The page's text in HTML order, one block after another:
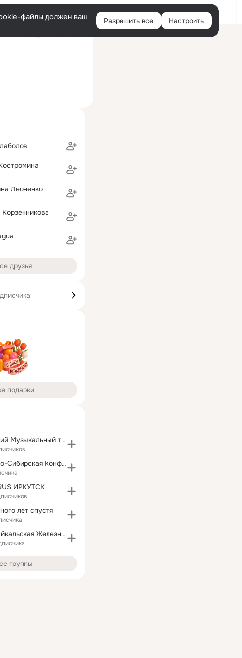
Войти
файлы должен ваш
Разрешить все Настроить
Леоненко
Корзенникова
друзья
подарки
Иркутский Музыкальный театр им. Н. Загурского
Восточно-Сибирская Конференция
ИРКУТСК
лет спустя
КругоБайкальская Железная Дорога
группы